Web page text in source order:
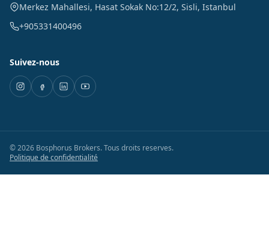
Merkez Mahallesi, Hasat Sokak No:12/2, Sisli, Istanbul
+905331400496
Suivez-nous
©2026 Bosphorus Brokers.Tous droits reserves.
Politique de confidentialité